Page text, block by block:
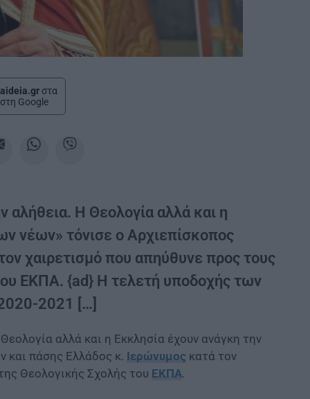
στα
Google
Η Θεολογία αλλά και η
νέων» τόνισε ο Αρχιεπίσκοπος
χαιρετισμό που απηύθυνε προς τους
ΕΚΠΑ. {ad} Η τελετή υποδοχής των
2021 […]
αλλά και η Εκκλησία έχουν ανάγκη την
και πάσης Ελλάδος κ. Ιερώνυμος κατά τον
Θεολογικής Σχολής του ΕΚΠΑ.